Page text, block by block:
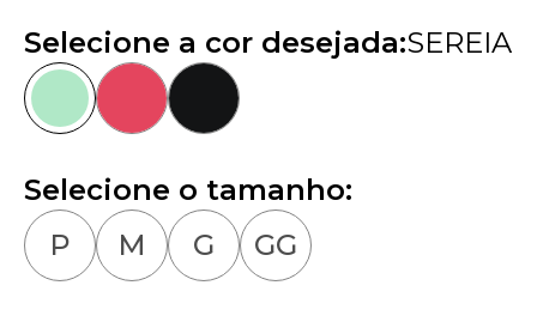
Selecione a cor desejada:SEREIA
Selecione o tamanho:
P
M G GG